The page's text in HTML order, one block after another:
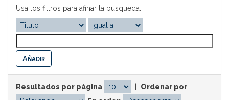
Usa los filtros para afinar la busqueda.
Resultados por página
Ordenar por